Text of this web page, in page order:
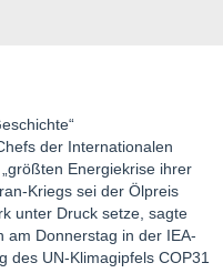
der Internationalen
Energiekrise ihrer
Kriegs sei der Ölpreis
unter Druck setze, sagte
am Donnerstag in der IEA-
des UN-Klimagipfels COP31